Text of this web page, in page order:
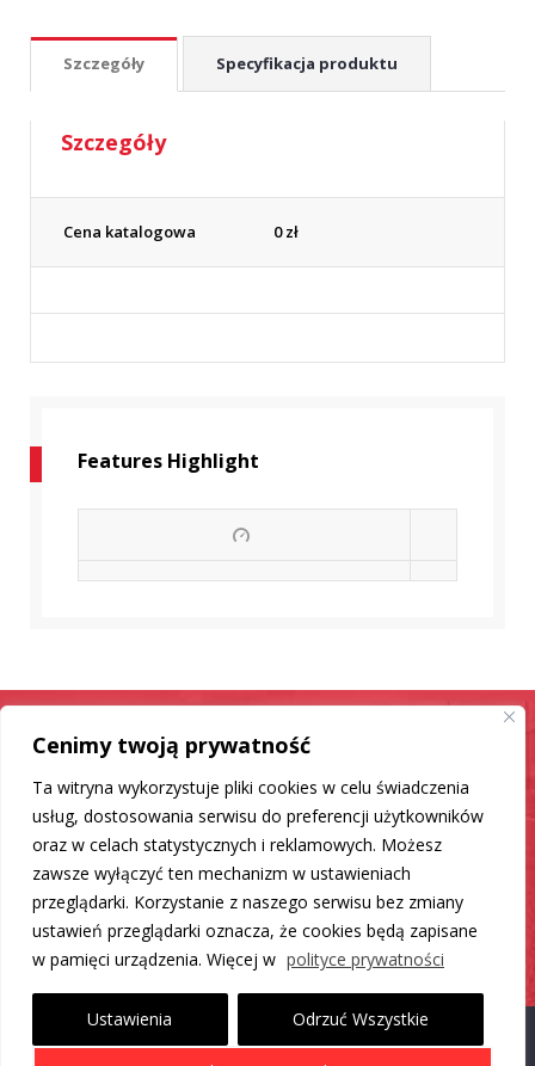
Cenimy twoją prywatność
Ta witryna wykorzystuje pliki cookies w celu świadczenia
usług, dostosowania serwisu do preferencji użytkowników
oraz w celach statystycznych i reklamowych. Możesz
zawsze wyłączyć ten mechanizm w ustawieniach
przeglądarki. Korzystanie z naszego serwisu bez zmiany
ustawień przeglądarki oznacza, że cookies będą zapisane
w pamięci urządzenia. Więcej w polityce prywatności
Ustawienia Odrzuć Wszystkie
Szczegóły Specyfikacja produktu
Szczegóły
Cena katalogowa 0zł
Features Highlight
Samochód jak nowy
Mamy dla Ciebie rozwiązanie
DO LISTY PRODUKTÓW
Proudly powered by WordPress|Theme: Carlistings byWP